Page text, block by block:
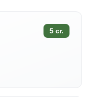
5 cr.